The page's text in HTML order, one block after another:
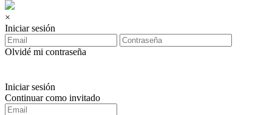
×
Iniciar sesión
Olvidé mi contraseña
Iniciar sesión
Continuar como invitado